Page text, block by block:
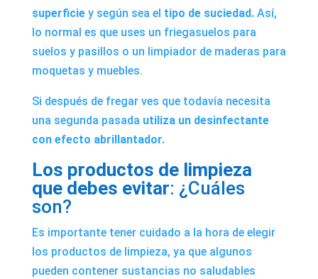
superficiey según sea el tipo de suciedad.Así,
lo normal es que uses un friegasuelos para
suelos y pasillos o un limpiador de maderas para
moquetas y muebles.
Si después de fregar ves que todavía necesita
una segunda pasada utiliza un desinfectante
con efecto abrillantador.
Los productos de limpieza
que debes evitar: ¿Cuáles
son?
Es importante tener cuidado a la hora de elegir
los productos de limpieza, ya que algunos
pueden contener sustancias no saludables